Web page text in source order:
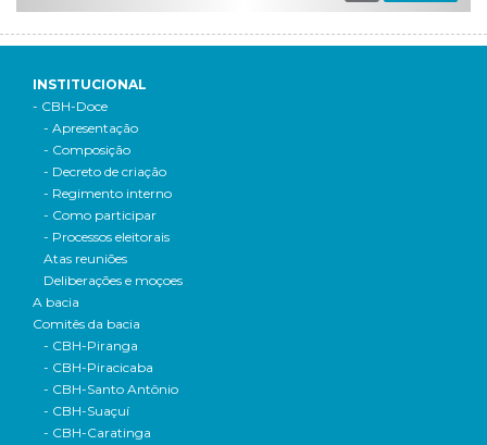
INSTITUCIONAL
- CBH-Doce
- Apresentação
- Composição
- Decreto de criação
- Regimento interno
- Como participar
- Processos eleitorais
Atas reuniões
Deliberações e moçoes
A bacia
Comitês da bacia
- CBH-Piranga
- CBH-Piracicaba
- CBH-Santo Antônio
- CBH-Suaçuí
- CBH-Caratinga